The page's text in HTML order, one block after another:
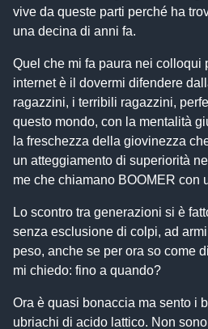
vive da queste parti perché ha
una decina di anni fa.
Quel che mi fa paura nei colloqui
internet è il dovermi difendere
ragazzini, i terribili ragazzini,
questo mondo, con la mentalità
la freschezza della giovinezza
un atteggiamento di superiorità
me che chiamano BOOMER con
Lo scontro tra generazioni si è
senza esclusione di colpi, ad
peso, anche se per ora so come
mi chiedo: fino a quando?
Ora è quasi bonaccia ma sento i
ubriachi di acido lattico. Non